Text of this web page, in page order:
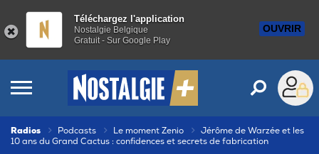
Téléchargez l'application
Nostalgie Belgique
Gratuit - Sur Google Play
OUVRIR
Radios Podcasts Le moment Zenio
Jérôme de Warzée et les
10 ans du Grand Cactus : confidences et secrets de fabrication